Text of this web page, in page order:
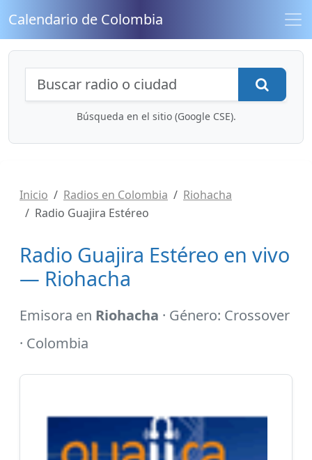
Calendario de Colombia
Búsqueda de radios y contenidos
Búsqueda en el sitio (Google CSE).
Inicio Radios en Colombia
Riohacha
Radio Guajira Estéreo
Radio Guajira Estéreo en vivo
— Riohacha
Emisora en Riohacha · Género: Crossover
· Colombia